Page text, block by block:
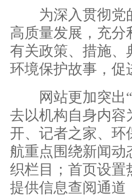
为深入贯彻党的
高质量发展，充分
有关政策、措施、
环境保护故事，促
网站更加突出“
去以机构自身内容
开、记者之家、环
航重点围绕新闻动
织栏目；首页设置
提供信息查阅通道